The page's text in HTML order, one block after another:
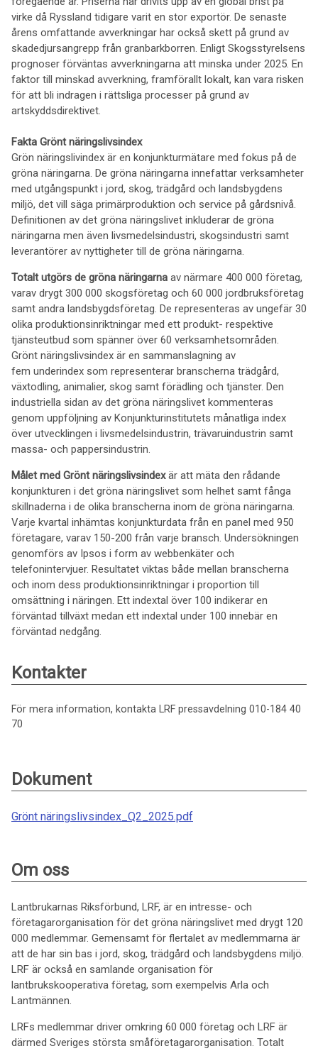
virke då Ryssland tidigare varit en stor exportör. De senaste
årens omfattande avverkningar har också skett på grund av
skadedjursangrepp från granbarkborren. Enligt Skogsstyrelsens
prognoser förväntas avverkningarna att minska under 2025. En
faktor till minskad avverkning, framförallt lokalt, kan vara risken
för att bli indragen i rättsliga processer på grund av
artskyddsdirektivet.
Fakta Grönt näringslivsindex
Grön näringslivindex är en konjunkturmätare med fokus på de
gröna näringarna. De gröna näringarna innefattar verksamheter
med utgångspunkt i jord, skog, trädgård och landsbygdens
miljö, det vill säga primärproduktion och service på gårdsnivå.
Definitionen av det gröna näringslivet inkluderar de gröna
näringarna men även livsmedelsindustri, skogsindustri samt
leverantörer av nyttigheter till de gröna näringarna.
Totalt utgörs de gröna näringarna av närmare 400 000 företag,
varav drygt 300 000 skogsföretag och 60 000 jordbruksföretag
samt andra landsbygdsföretag. De representeras av ungefär 30
olika produktionsinriktningar med ett produkt- respektive
tjänsteutbud som spänner över 60 verksamhetsområden.
Grönt näringslivsindex är en sammanslagning av
fem underindex som representerar branscherna trädgård,
växtodling, animalier, skog samt förädling och tjänster. Den
industriella sidan av det gröna näringslivet kommenteras
genom uppföljning av Konjunkturinstitutets månatliga index
över utvecklingen i livsmedelsindustrin, trävaruindustrin samt
massa- och pappersindustrin.
Målet med Grönt näringslivsindexär att mäta den rådande
konjunkturen i det gröna näringslivet som helhet samt fånga
skillnaderna i de olika branscherna inom de gröna näringarna.
Varje kvartal inhämtas konjunkturdata från en panel med 950
företagare, varav 150-200 från varje bransch. Undersökningen
genomförs av Ipsos i form av webbenkäter och
telefonintervjuer. Resultatet viktas både mellan branscherna
och inom dess produktionsinriktningar i proportion till
omsättning i näringen. Ett indextal över 100 indikerar en
förväntad tillväxt medan ett indextal under 100 innebär en
förväntad nedgång.
Kontakter
För mera information, kontakta LRF pressavdelning 010-184 40
70
Dokument
Grönt näringslivsindex_Q2_2025.pdf
Om oss
Lantbrukarnas Riksförbund, LRF, är en intresse- och
företagarorganisation för det gröna näringslivet med drygt 120
000 medlemmar. Gemensamt för flertalet av medlemmarna är
att de har sin bas i jord, skog, trädgård och landsbygdens miljö.
LRF är också en samlande organisation för
lantbrukskooperativa företag, som exempelvis Arla och
Lantmännen.
LRFs medlemmar driver omkring 60 000 företag och LRF är
därmed Sveriges största småföretagarorganisation. Totalt